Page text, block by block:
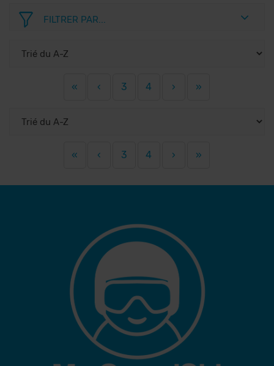
FILTRER PAR...
« ‹ 3 4 › »
« ‹ 3 4 › »